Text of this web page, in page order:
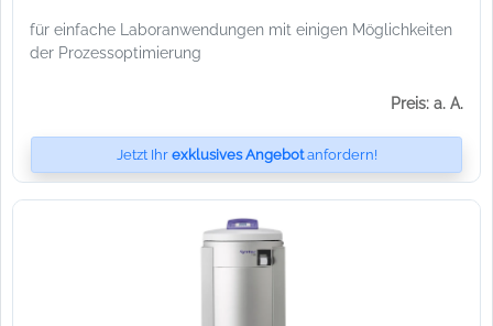
für einfache Laboranwendungen mit einigen Möglichkeiten
der Prozessoptimierung
Preis: a. A.
Jetzt Ihr exklusives Angebotanfordern!